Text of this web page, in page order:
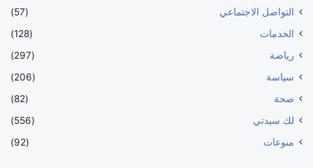
التواصل الاجتماعي
(57)
الخدمات
(128)
رياضة
(297)
سياسة
(206)
صحة
(82)
لك سيدتي
(556)
منوعات
(92)